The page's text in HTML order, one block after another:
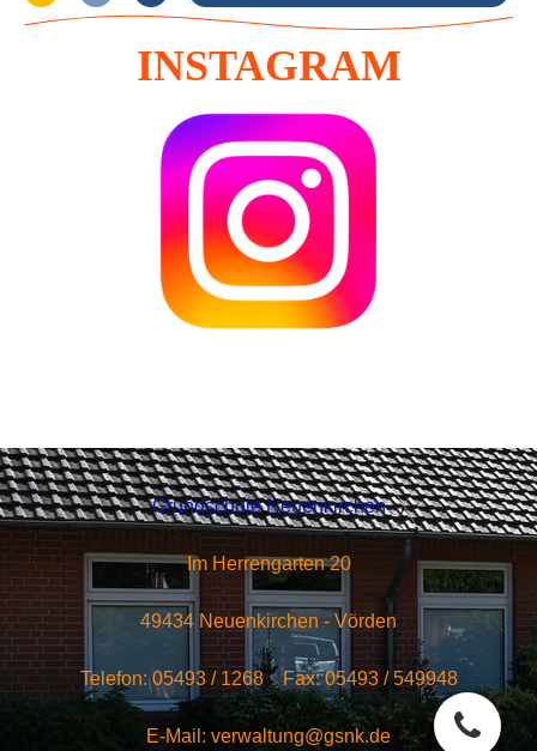
INSTAGRAM
Grundschule Neuenkirchen
Im Herrengarten 20
49434 Neuenkirchen - Vörden
Telefon: 05493 / 1268 Fax: 05493 / 549948
E-Mail: verwaltung@gsnk.de